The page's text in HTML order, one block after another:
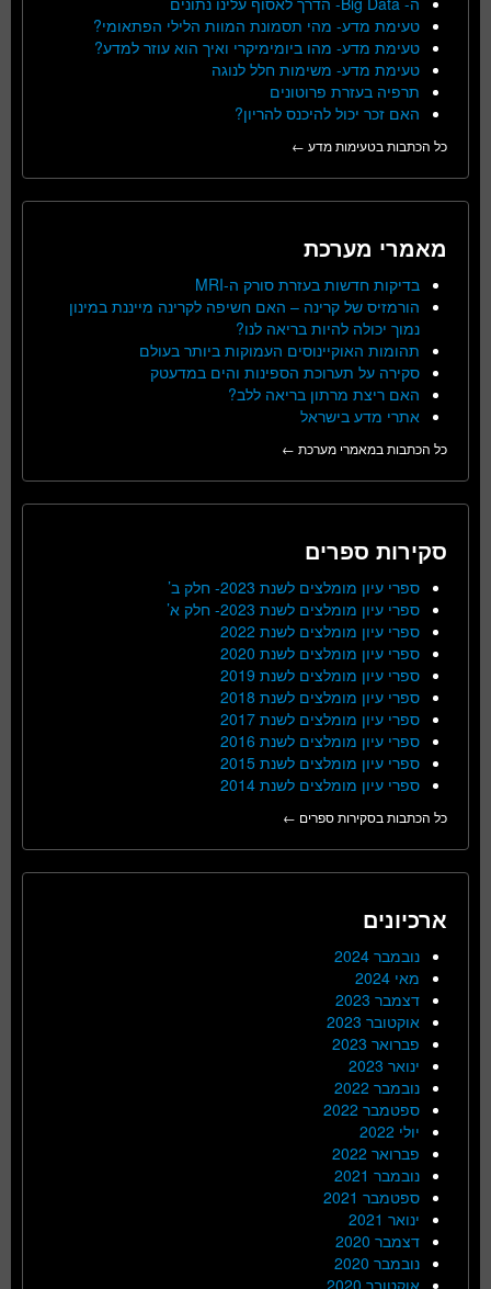
טעימת מדע- מהי תסמונת המוות הלילי הפתאומי?
טעימת מדע- מהו ביומימיקרי ואיך הוא עוזר למדע?
טעימת מדע- משימות חלל לנוגה
תרפיה בעזרת פרוטונים
האם זכר יכול להיכנס להריון?
כל הכתבות בטעימות מדע ←
מאמרי מערכת
בדיקות חדשות בעזרת סורק ה-MRI
הורמזיס של קרינה – האם חשיפה לקרינה מייננת במינון
נמוך יכולה להיות בריאה לנו?
תהומות האוקיינוסים העמוקות ביותר בעולם
סקירה על תערוכת הספינות והים במדעטק
האם ריצת מרתון בריאה ללב?
אתרי מדע בישראל
כל הכתבות במאמרי מערכת ←
סקירות ספרים
ספרי עיון מומלצים לשנת 2023- חלק ב’
ספרי עיון מומלצים לשנת 2023- חלק א’
ספרי עיון מומלצים לשנת 2022
ספרי עיון מומלצים לשנת 2020
ספרי עיון מומלצים לשנת 2019
ספרי עיון מומלצים לשנת 2018
ספרי עיון מומלצים לשנת 2017
ספרי עיון מומלצים לשנת 2016
ספרי עיון מומלצים לשנת 2015
ספרי עיון מומלצים לשנת 2014
כל הכתבות בסקירות ספרים ←
ארכיונים
נובמבר 2024
מאי 2024
דצמבר 2023
אוקטובר 2023
פברואר 2023
ינואר 2023
נובמבר 2022
ספטמבר 2022
יולי 2022
פברואר 2022
נובמבר 2021
ספטמבר 2021
ינואר 2021
דצמבר 2020
נובמבר 2020
אוקטובר 2020